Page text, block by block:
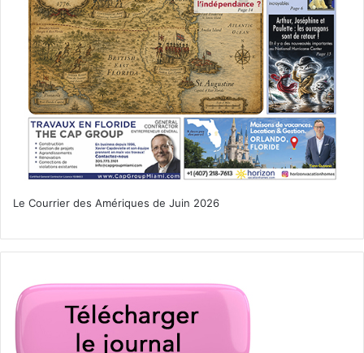
Le Courrier des Amériques de Juin 2026